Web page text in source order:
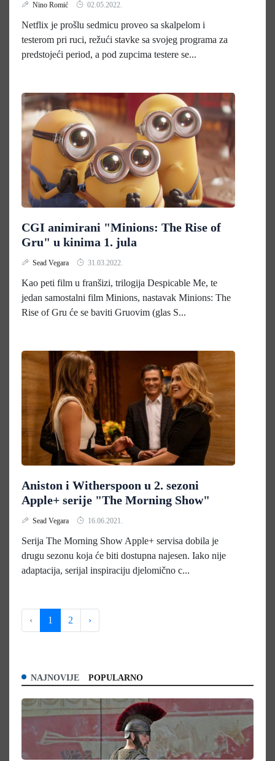
Nino Romić 02.05.2022.
Netflix je prošlu sedmicu proveo sa skalpelom i
testerom pri ruci, režući stavke sa svojeg programa za
predstojeći period, a pod zupcima testere se...
CGI animirani "Minions: The Rise of
Gru" u kinima 1. jula
Sead Vegara 31.03.2022.
Kao peti film u franšizi, trilogija Despicable Me, te
jedan samostalni film Minions, nastavak Minions: The
Rise of Gru će se baviti Gruovim (glas S...
Aniston i Witherspoon u 2. sezoni
Apple+ serije "The Morning Show"
Sead Vegara 16.06.2021.
Serija The Morning Show Apple+ servisa dobila je
drugu sezonu koja će biti dostupna najesen. Iako nije
adaptacija, serijal inspiraciju djelomično c...
‹ 1 2 ›
NAJNOVIJE POPULARNO